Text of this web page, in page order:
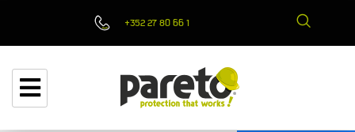
+352 27 80 66 1